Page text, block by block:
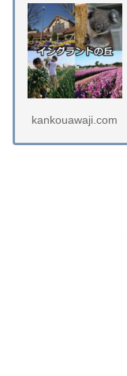
kankouawaji.com